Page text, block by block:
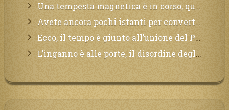
Una tempesta magnetica è in corso, questa generazione patirà. Il black out non tarderà ad arrivare e tutta la Terra sarà oscurata.
Avete ancora pochi istanti per convertirvi, non perdete tempo, la sciagura arriverà all’improvviso e per chi non si sarà preparato saranno dolori.
Ecco, il tempo è giunto all’unione del Padre con il figlio, non avete che da attendere pochissimo.
L’inganno è alle porte, il disordine degli ordinati urlerà perdono, ma sarà troppo tardi, il tradimento è stato grande!